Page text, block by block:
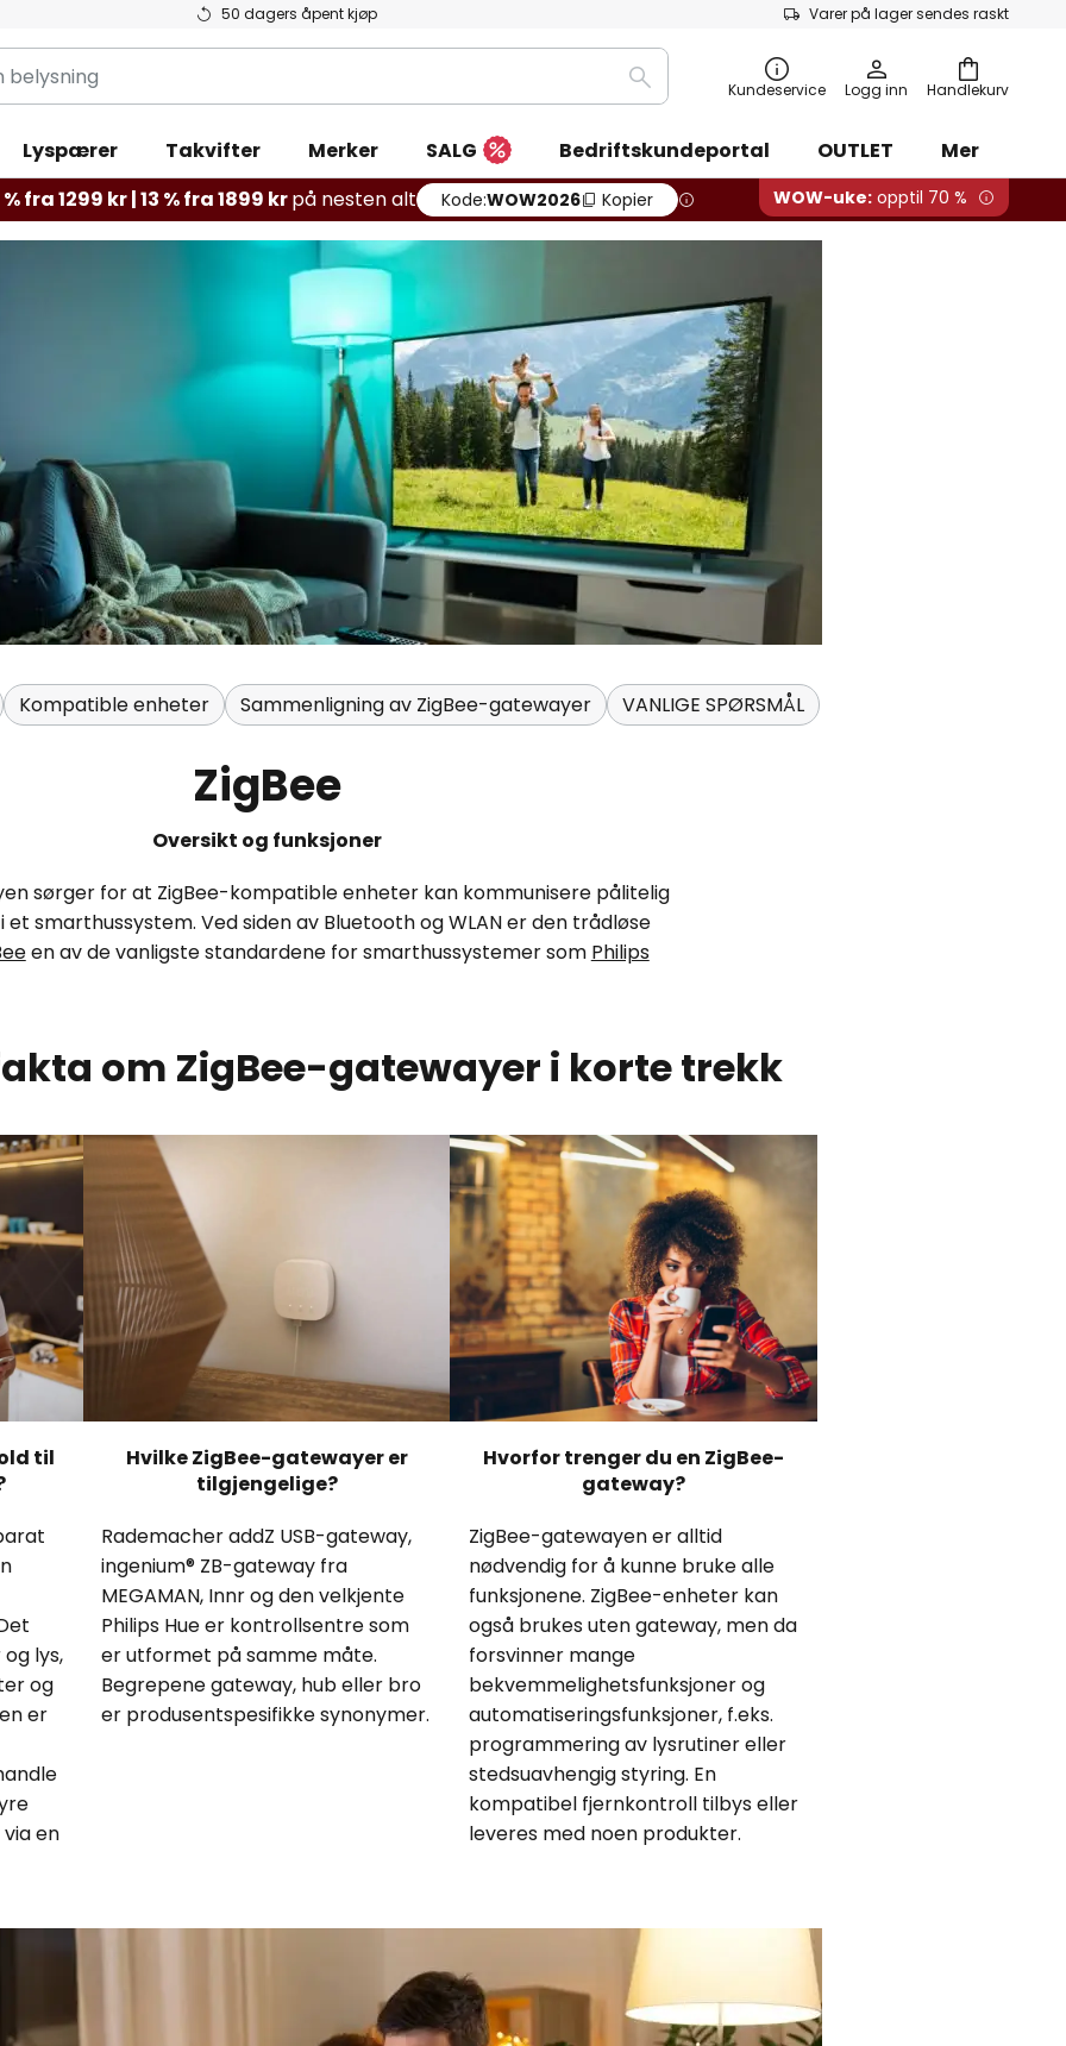
50 dagers åpent kjøp Varer på lager sendes raskt
Handlekurv
Søk Kundeservice Logg inn
Lyspærer Takvifter Merker SALG Bedriftskundeportal OUTLET
Mer
fra 1299 kr | 13 % fra 1899 krpå nesten alt Kode:WOW2026 Kopier WOW-uke: opptil 70 %
Kompatible enheter Sammenligning av ZigBee-gatewayer VANLIGE SPØRSMÅL
ZigBee
Oversikt og funksjoner
sørger for at ZigBee-kompatible enheter kan kommunisere pålitelig
smarthussystem. Ved siden av Bluetooth og WLAN er den trådløse
en av de vanligste standardene for smarthussystemer som Philips
om ZigBee-gatewayer i korte trekk
til
lys,
og
er
en
Hvilke ZigBee-gatewayer er
tilgjengelige?
Rademacher addZ USB-gateway,
ingenium® ZB-gateway fra
MEGAMAN, Innr og den velkjente
Philips Hue er kontrollsentre som
er utformet på samme måte.
Begrepene gateway, hub eller bro
er produsentspesifikke synonymer.
Hvorfor trenger du en ZigBee-
gateway?
ZigBee-gatewayen er alltid
nødvendig for å kunne bruke alle
funksjonene. ZigBee-enheter kan
også brukes uten gateway, men da
forsvinner mange
bekvemmelighetsfunksjoner og
automatiseringsfunksjoner, f.eks.
programmering av lysrutiner eller
stedsuavhengig styring. En
kompatibel fjernkontroll tilbys eller
leveres med noen produkter.